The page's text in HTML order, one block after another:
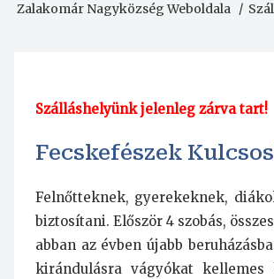
Morzsa
Zalakomár Nagyközség Weboldala
Szálláshelyünk jelenleg zárva tart!
Fecskefészek
Felnőtteknek, gyerekeknek,
biztosítani. Először 4 szobás,
abban az évben újabb
kirándulásra vágyókat